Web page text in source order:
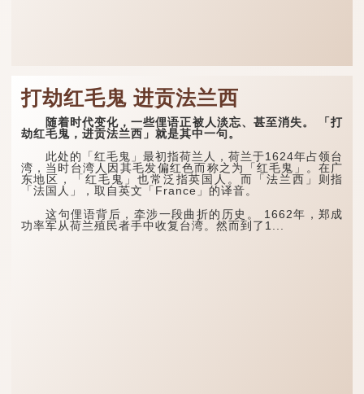
打劫红毛鬼 进贡法兰西
随着时代变化，一些俚语正被人淡忘、甚至消失。 「打
劫红毛鬼，进贡法兰西」就是其中一句。
此处的「红毛鬼」最初指荷兰人，荷兰于1624年占领台
湾，当时台湾人因其毛发偏红色而称之为「红毛鬼」。在广
东地区，「红毛鬼」也常泛指英国人。而「法兰西」则指
「法国人」，取自英文「France」的译音。
这句俚语背后，牵涉一段曲折的历史。 1662年，郑成
功率军从荷兰殖民者手中收复台湾。然而到了1...